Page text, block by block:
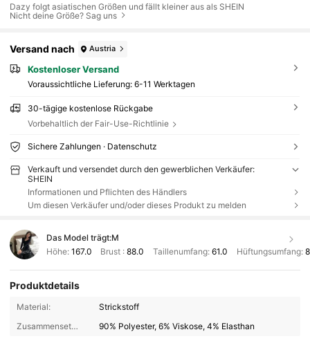
Dazy folgt asiatischen Größen und fällt kleiner aus als SHEIN
Nicht deine Größe? Sag uns
Versand nach Austria
Kostenloser Versand
Voraussichtliche Lieferung: 6-11 Werktagen
30-tägige kostenlose Rückgabe
Vorbehaltlich der Fair-Use-Richtlinie
Sichere Zahlungen · Datenschutz
Verkauft und versendet durch den gewerblichen Verkäufer:
SHEIN
Informationen und Pflichten des Händlers
Um diesen Verkäufer und/oder dieses Produkt zu melden
Das Model trägt:M
Höhe: 167.0 Brust :88.0 Taillenumfang: 61.0 Hüftungsumfang:
Produktdetails
Material:
Strickstoff
Zusammensetzung:
90% Polyester, 6% Viskose, 4% Elasthan